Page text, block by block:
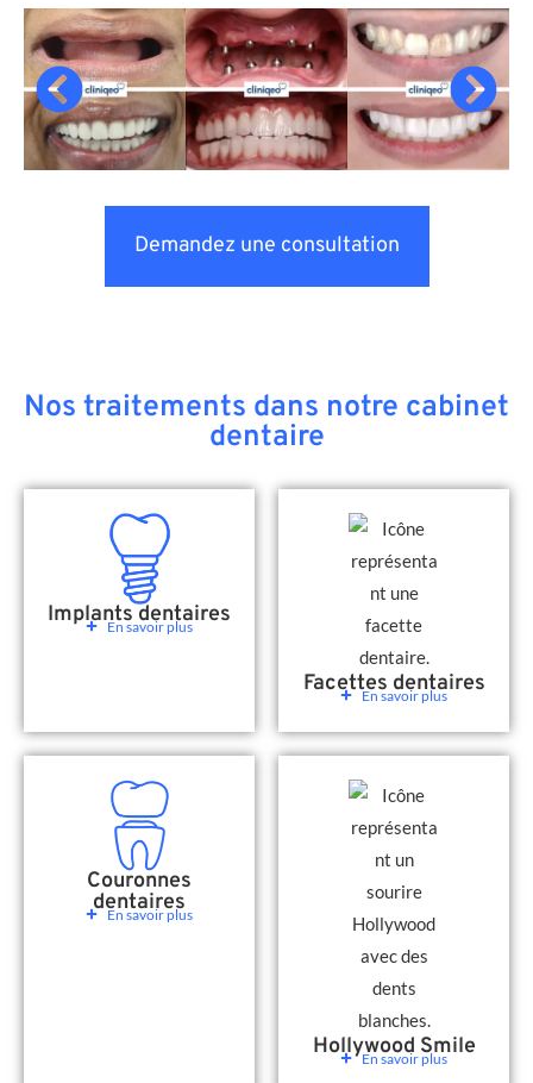
Demandez une consultation
Nos traitements dans notre cabinet
dentaire
Implants dentaires
En savoir plus
Facettes dentaires
En savoir plus
Couronnes
dentaires
En savoir plus
Hollywood Smile
En savoir plus